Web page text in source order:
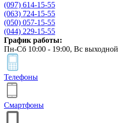
(097) 614-15-55
(063) 724-15-55
(050) 057-15-55
(044) 229-15-55
График работы:
Пн-Сб 10:00 - 19:00, Вс выходной
Телефоны
Смартфоны